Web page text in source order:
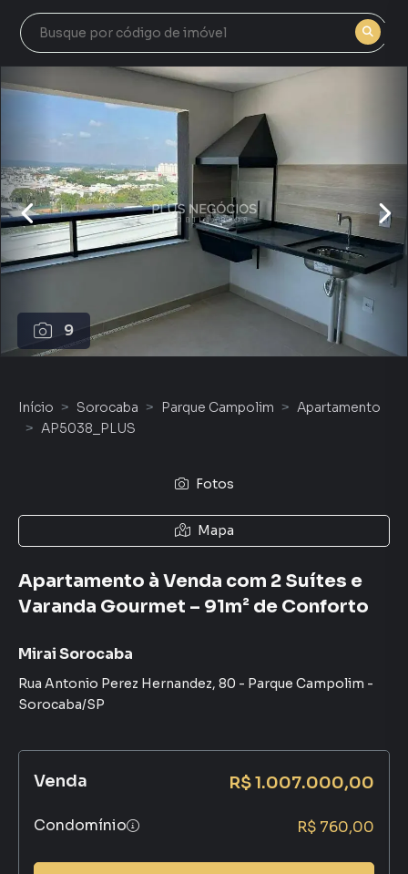
9
Início Sorocaba Parque Campolim
Apartamento
AP5038_PLUS
Fotos
Mapa
Apartamento à Venda com 2 Suítes e
Varanda Gourmet – 91m² de Conforto
Mirai Sorocaba
Rua Antonio Perez Hernandez, 80 - Parque Campolim -
Sorocaba/SP
Venda R$ 1.007.000,00
Condomínio R$ 760,00